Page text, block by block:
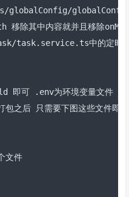
/globalConfig/
移除其中内容就并且移除
/task. service. ts中的定时
即可 . env为环境变量文件
包之后
只需要下图这些文件即
文件